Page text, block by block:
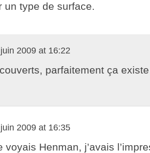
un type de surface.
2009 at 16:22
parfaitement ça
2009 at 16:35
voyais Henman, j’avais